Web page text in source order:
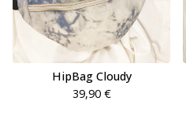
HipBag Cloudy
39,90 €